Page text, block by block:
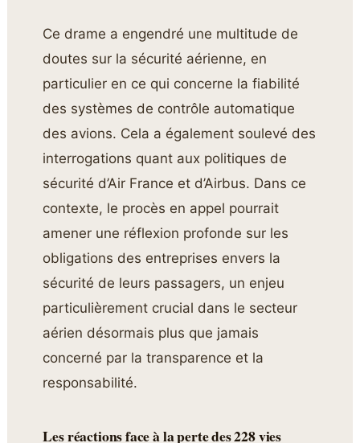
Ce drame a engendré une multitude de
doutes sur la sécurité aérienne, en
particulier en ce qui concerne la fiabilité
des systèmes de contrôle automatique
des avions. Cela a également soulevé des
interrogations quant aux politiques de
sécurité d’Air France et d’Airbus. Dans ce
contexte, le procès en appel pourrait
amener une réflexion profonde sur les
obligations des entreprises envers la
sécurité de leurs passagers, un enjeu
particulièrement crucial dans le secteur
aérien désormais plus que jamais
concerné par la transparence et la
responsabilité.
Les réactions face à la perte des 228 vies